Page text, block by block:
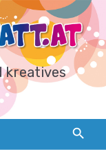
kreatives